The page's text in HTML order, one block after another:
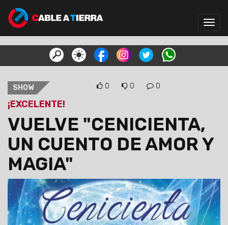
SHOW 0 0 0
¡EXCELENTE!
VUELVE "CENICIENTA,
UN CUENTO DE AMOR Y
MAGIA"